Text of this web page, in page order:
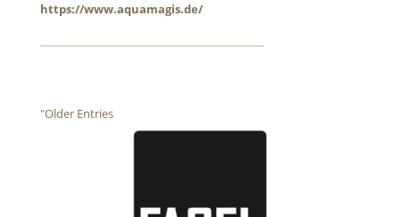
https://www.aquamagis.de/
"Older Entries